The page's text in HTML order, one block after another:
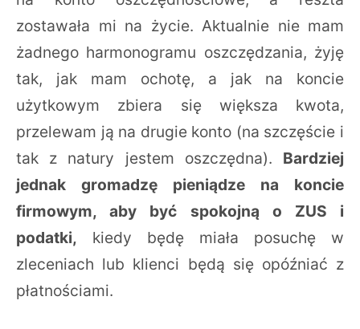
zostawała mi na życie. Aktualnie nie mam
żadnego harmonogramu oszczędzania, żyję
tak, jak mam ochotę, a jak na koncie
użytkowym zbiera się większa kwota,
przelewam ją na drugie konto (na szczęście i
tak z natury jestem oszczędna). Bardziej
jednak gromadzę pieniądze na koncie
firmowym, aby być spokojną o ZUS i
podatki, kiedy będę miała posuchę w
zleceniach lub klienci będą się opóźniać z
płatnościami.